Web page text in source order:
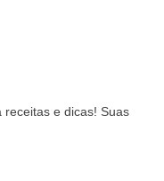
e dicas! Suas